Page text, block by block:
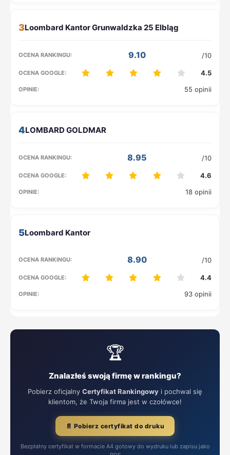
3
9.10 /10
4.5
55 opinii
4
8.95 /10
4.6
18 opinii
5
8.90 /10
4.4
93 opinii
🏆
Znalazłeś swoją firmę w rankingu?
Pobierz oficjalny Certyfikat Rankingowy i pochwal się
klientom, że Twoja firma jest w czołówce!
📄 Pobierz certyfikat do druku
Bezpłatny certyfikat w formacie A4 gotowy do wydruku lub zapisu jako